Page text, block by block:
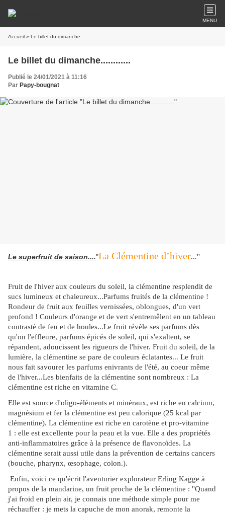
MENU
Accueil » Le billet du dimanche............
Le billet du dimanche............
Publié le 24/01/2021 à 11:16
Par Papy-bougnat
Le superfruit de saison...."La Clémentine d’hiver..."
Fruit de l'hiver aux couleurs du soleil, la clémentine resplendit de
sucs lumineux et chaleureux...Parfums fruités de la clémentine !
Rondeur de fruit aux feuilles vernissées, oblongues, d'un vert
profond ! Couleurs d'orange et de vert s'entremêlent en un tableau
contrasté de feu et de houles...Le fruit révèle ses parfums dès
qu'on l'effleure, parfums épicés de soleil, qui s'exaltent, se
répandent, adoucissent les rigueurs de l'hiver. Fruit du soleil, de la
lumière, la clémentine se pare de couleurs éclatantes... Le fruit
nous fait savourer les parfums enivrants de l'été, au coeur même
de l'hiver...Les bienfaits de la clémentine sont nombreux : La
clémentine est riche en vitamine C.
Elle est source d'oligo-éléments et minéraux, est riche en calcium,
magnésium et fer la clémentine est peu calorique (25 kcal par
clémentine). La clémentine est riche en carotène et pro-vitamine
1 : elle est excellente pour la peau et la vue. Elle a des propriétés
anti-inflammatoires grâce à la présence de flavonoïdes. La
clémentine serait aussi utile dans la prévention de certains cancers
(bouche, pharynx, œsophage, colon.).
Enfin, voici ce qu'écrit l'aventurier explorateur Erling Kagge à
propos de la mandarine, un fruit proche de la clémentine : "Quand
j'ai froid en plein air, je connais une méthode simple pour me
réchauffer : je mets la capuche de mon anorak, remonte la